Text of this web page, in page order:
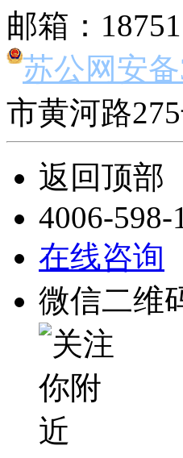
邮箱：
苏公网安备
市黄河路
返回顶部
4006-598-
在线咨询
微信二维